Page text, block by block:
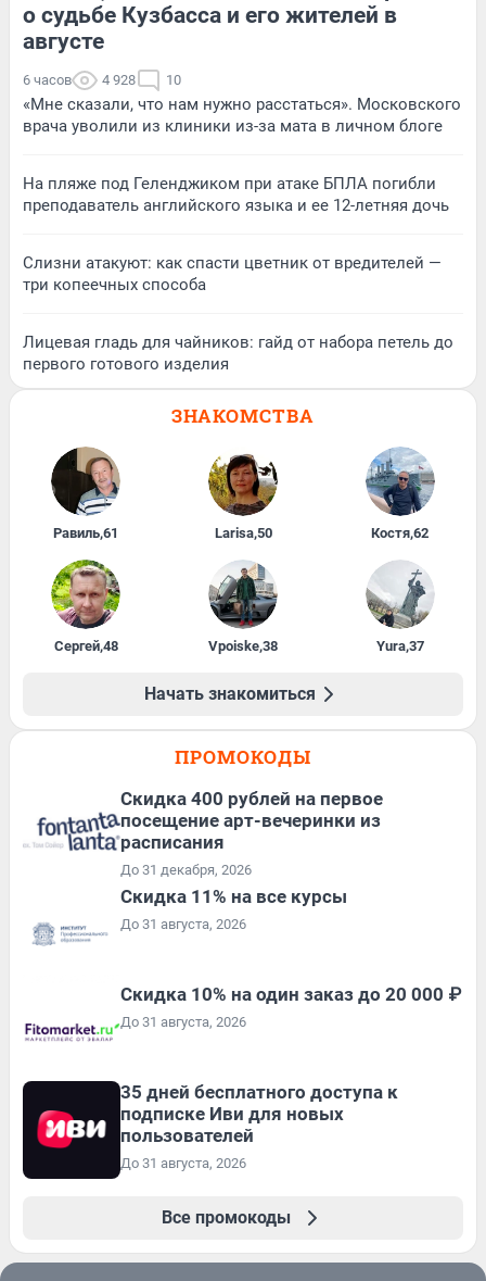
о судьбе Кузбасса и его жителей в
августе
6 часов 4 928 10
«Мне сказали, что нам нужно расстаться». Московского
врача уволили из клиники из-за мата в личном блоге
На пляже под Геленджиком при атаке БПЛА погибли
преподаватель английского языка и ее 12-летняя дочь
Слизни атакуют: как спасти цветник от вредителей —
три копеечных способа
Лицевая гладь для чайников: гайд от набора петель до
первого готового изделия
ЗНАКОМСТВА
Равиль,61 Larisa,50 Костя,62
Сергей,48 Vpoiske,38 Yura,37
Начать знакомиться
ПРОМОКОДЫ
Cкидка 400 рублей на первое
посещение арт-вечеринки из
расписания
До 31 декабря, 2026
Скидка 11% на все курсы
До 31 августа, 2026
Скидка 10% на один заказ до 20 000 ₽
До 31 августа, 2026
35 дней бесплатного доступа к
подписке Иви для новых
пользователей
До 31 августа, 2026
Все промокоды